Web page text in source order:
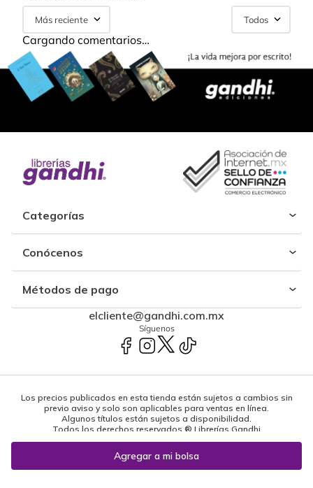
Más reciente Todos
Cargando comentarios…
Categorías
Conócenos
Métodos de pago
elcliente@gandhi.com.mx
Síguenos
Los precios publicados en esta tienda están sujetos a cambios sin
previo aviso y solo son aplicables para ventas en línea.
Algunos títulos están sujetos a disponibilidad.
Todos los derechos reservados ® Librerías Gandhi